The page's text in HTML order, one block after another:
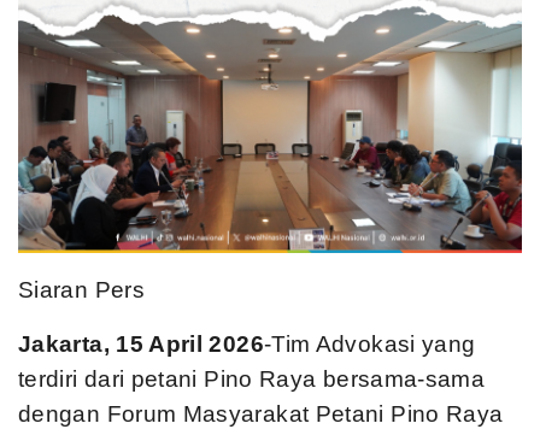
Siaran Pers
Jakarta, 15 April 2026-Tim Advokasi yang
terdiri dari petani Pino Raya bersama-sama
dengan Forum Masyarakat Petani Pino Raya